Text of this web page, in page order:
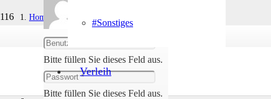
Abmelden
Bitte füllen Sie dieses Feld aus.
Bitte füllen Sie dieses Feld aus.
#Sonstiges
Verleih
Home
#SUP
- inflatable Boards im Set